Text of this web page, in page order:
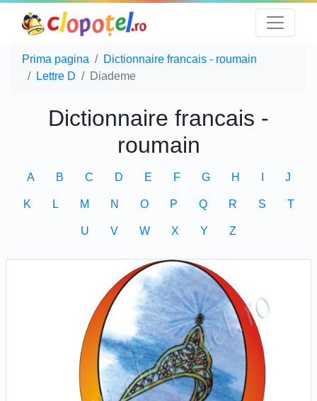
Prima pagina
Dictionnaire francais - roumain
Lettre D
Diademe
Dictionnaire francais -
roumain
A B C D E F G H J
K L M N O P Q R S T
U V W X Y Z